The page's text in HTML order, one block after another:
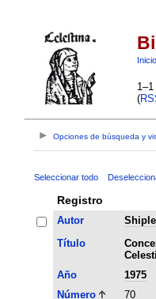
Inicio
(
Opciones de búsqueda y
Seleccionar todo
Registro
Autor
Título
Año
1975
Número
70